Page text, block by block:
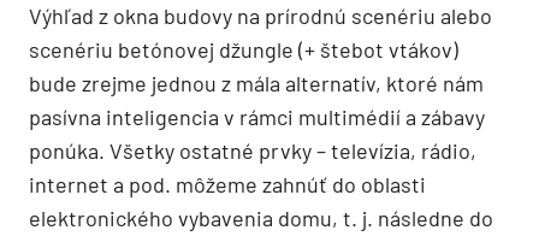
Výhľad z okna budovy na prírodnú scenériu alebo
scenériu betónovej džungle (+ štebot vtákov)
bude zrejme jednou z mála alternatív, ktoré nám
pasívna inteligencia v rámci multimédií a zábavy
ponúka. Všetky ostatné prvky – televízia, rádio,
internet a pod. môžeme zahnúť do oblasti
elektronického vybavenia domu, t. j. následne do